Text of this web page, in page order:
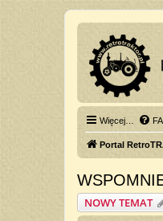
Więcej…
Portal
NOWY TEMAT